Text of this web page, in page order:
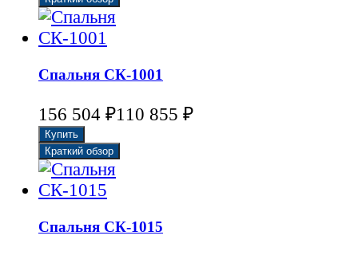
Спальня СК-1001
156 504 ₽110 855 ₽
Спальня СК-1015